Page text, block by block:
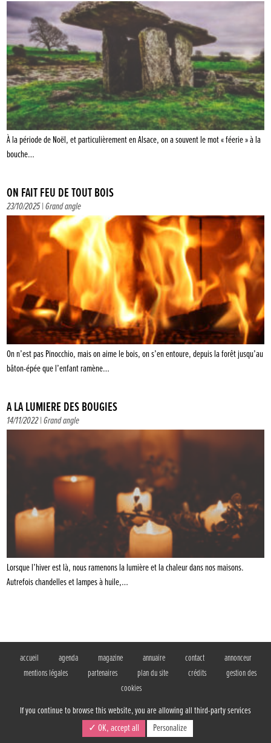
À la période de Noël, et particulièrement en Alsace, on a souvent le mot « féerie » à la
bouche…
ON FAIT FEU DE TOUT BOIS
23/10/2025 |Grand angle
On n’est pas Pinocchio, mais on aime le bois, on s’en entoure, depuis la forêt jusqu’au
bâton-épée que l’enfant ramène…
À LA LUMIÈRE DES BOUGIES
14/11/2022 |Grand angle
Lorsque l’hiver est là, nous ramenons la lumière et la chaleur dans nos maisons.
Autrefois chandelles et lampes à huile,…
accueil agenda magazine annuaire contact
annonceur
mentions légales
partenaires plan du site crédits
gestion des
cookies
BIBOUILLE, le magazine gratuit des familles
If you continue to browse this website, you are allowing all third-party services
✓ OK, accept all Personalize